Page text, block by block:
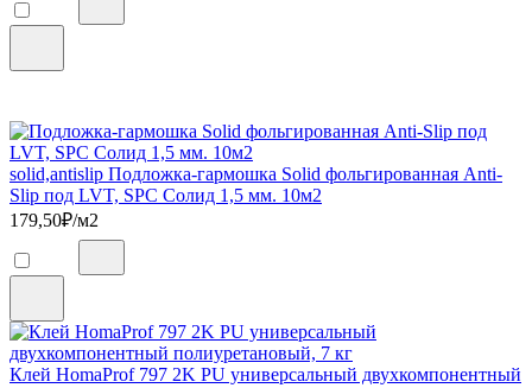
solid,antislip Подложка-гармошка Solid фольгированная Anti-
Slip под LVT, SPC Солид 1,5 мм. 10м2
179,50₽/м2
Клей HomaProf 797 2K PU универсальный двухкомпонентный